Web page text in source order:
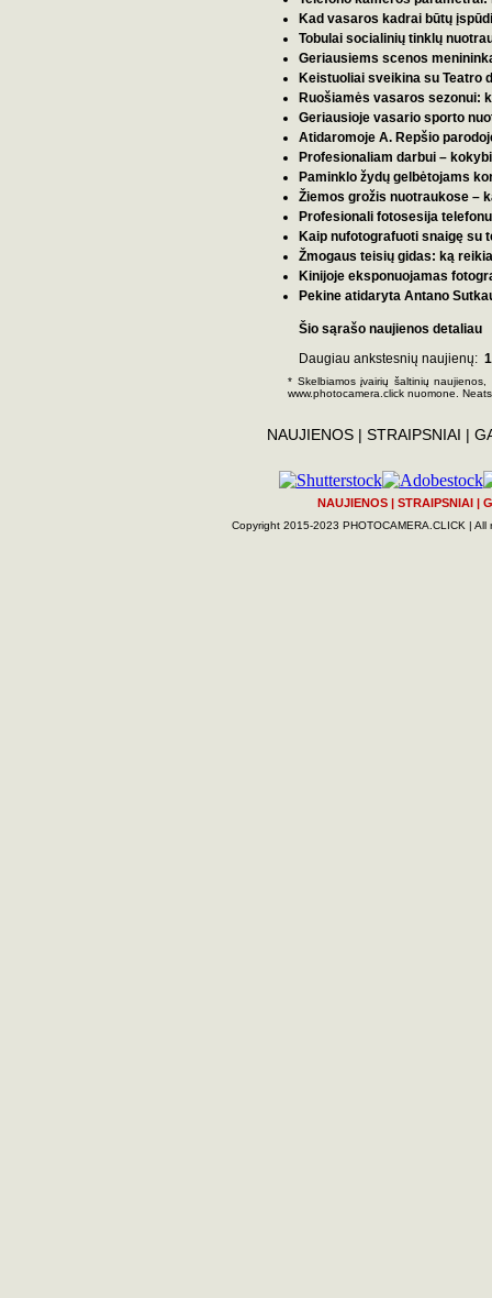
Kad vasaros kadrai būtų
Tobulai socialinių tinklų
Geriausiems scenos
Keistuoliai sveikina su Teatro
Ruošiamės vasaros sezonui:
Geriausioje vasario sporto
Atidaromoje A. Repšio
Profesionaliam darbui –
Paminklo žydų gelbėtojams
Žiemos grožis nuotraukose –
Profesionali fotosesija
Kaip nufotografuoti snaigę su
Žmogaus teisių gidas: ką
Kinijoje eksponuojamas
Pekine atidaryta Antano
Šio sąrašo naujienos detaliau
Daugiau ankstesnių naujienų: 1
* Skelbiamos įvairių šaltinių
www.photocamera.click nuomone.
NAUJIENOS | STRAIPSNIAI |
NAUJIENOS | STRAIPSNIAI |
Copyright 2015-2023 PHOTOCAMERA.CLICK |